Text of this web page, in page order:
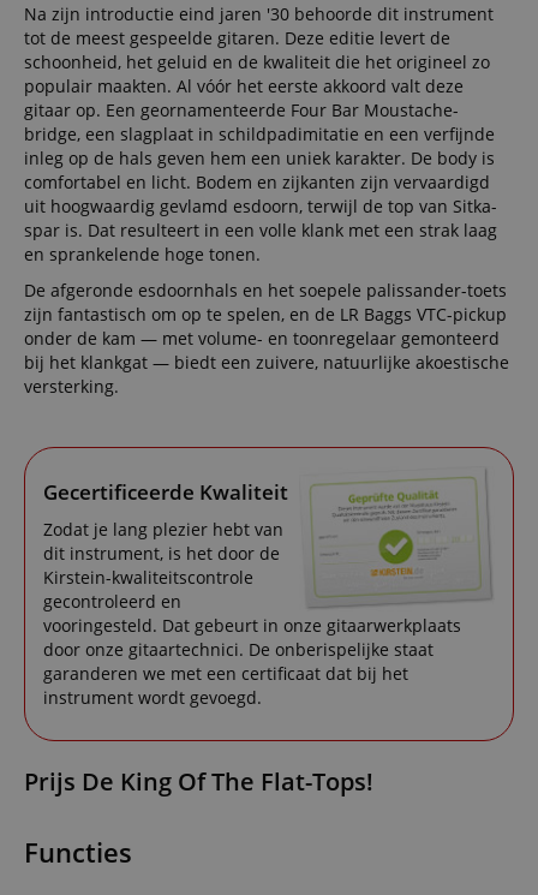
Na zijn introductie eind jaren '30 behoorde dit instrument
tot de meest gespeelde gitaren. Deze editie levert de
schoonheid, het geluid en de kwaliteit die het origineel zo
populair maakten. Al vóór het eerste akkoord valt deze
gitaar op. Een geornamenteerde Four Bar Moustache-
bridge, een slagplaat in schildpadimitatie en een verfijnde
inleg op de hals geven hem een uniek karakter. De body is
comfortabel en licht. Bodem en zijkanten zijn vervaardigd
uit hoogwaardig gevlamd esdoorn, terwijl de top van Sitka-
spar is. Dat resulteert in een volle klank met een strak laag
en sprankelende hoge tonen.
De afgeronde esdoornhals en het soepele palissander-toets
zijn fantastisch om op te spelen, en de LR Baggs VTC-pickup
onder de kam — met volume- en toonregelaar gemonteerd
bij het klankgat — biedt een zuivere, natuurlijke akoestische
versterking.
Gecertificeerde Kwaliteit
Zodat je lang plezier hebt van
dit instrument, is het door de
Kirstein-kwaliteitscontrole
gecontroleerd en
vooringesteld. Dat gebeurt in onze gitaarwerkplaats
door onze gitaartechnici. De onberispelijke staat
garanderen we met een certificaat dat bij het
instrument wordt gevoegd.
Prijs De King Of The Flat-Tops!
Functies